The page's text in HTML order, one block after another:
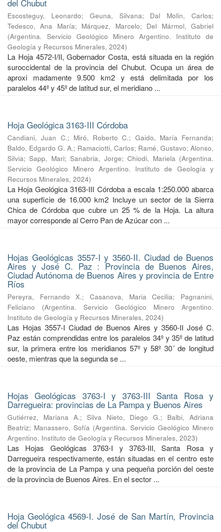
del Chubut
Escosteguy, Leonardo; Geuna, Silvana; Dal Molin, Carlos;
Tedesco, Ana María; Márquez, Marcelo; Del Mármol, Gabriel
(Argentina. Servicio Geológico Minero Argentino. Instituto de
Geología y Recursos Minerales, 2024)
La Hoja 4572-I/II, Gobernador Costa, está situada en la región
suroccidental de la provincia del Chubut. Ocupa un área de
aproxi madamente 9.500 km2 y está delimitada por los
paralelos 44º y 45º de latitud sur, el meridiano ...
Hoja Geológica 3163-III Córdoba
Candiani, Juan C.; Miró, Roberto C.; Gaido, María Fernanda;
Baldo, Edgardo G. A.; Ramaciotti, Carlos; Ramé, Gustavo; Alonso,
Silvia;Sapp, Mari;Sanabria, Jorge;Chiodi, Mariela (Argentina.
Servicio Geológico Minero Argentino. Instituto de Geología y
Recursos Minerales, 2024)
La Hoja Geológica 3163-III Córdoba a escala 1:250.000 abarca
una superficie de 16.000 km2 Incluye un sector de la Sierra
Chica de Córdoba que cubre un 25 % de la Hoja. La altura
mayor corresponde al Cerro Pan de Azúcar con ...
Hojas Geológicas 3557-I y 3560-II. Ciudad de Buenos
Aires y José C. Paz : Provincia de Buenos Aires,
Ciudad Autónoma de Buenos Aires y provincia de Entre
Ríos
Pereyra, Fernando X.;Casanova, Maria Cecilia; Pagnanini,
Feliciano
(Argentina. Servicio Geológico Minero Argentino.
Instituto de Geología y Recursos Minerales, 2024)
Las Hojas 3557-I Ciudad de Buenos Aires y 3560-II José C.
Paz están comprendidas entre los paralelos 34º y 35º de latitud
sur, la primera entre los meridianos 57º y 58º 30´ de longitud
oeste, mientras que la segunda se ...
Hojas Geológicas 3763-I y 3763-III Santa Rosa y
Darregueira: provincias de La Pampa y Buenos Aires
Gutiérrez, Mariana A.; Silva Nieto, Diego G.; Balbi, Adriana
Beatriz; Manassero, Sofía (Argentina. Servicio Geológico Minero
Argentino. Instituto de Geología y Recursos Minerales, 2023)
Las Hojas Geológicas 3763-I y 3763-III, Santa Rosa y
Darregueira respectivamente, están situadas en el centro este
de la provincia de La Pampa y una pequeña porción del oeste
de la provincia de Buenos Aires. En el sector ...
Hoja Geológica 4569-I. José de San Martín, Provincia
del Chubut